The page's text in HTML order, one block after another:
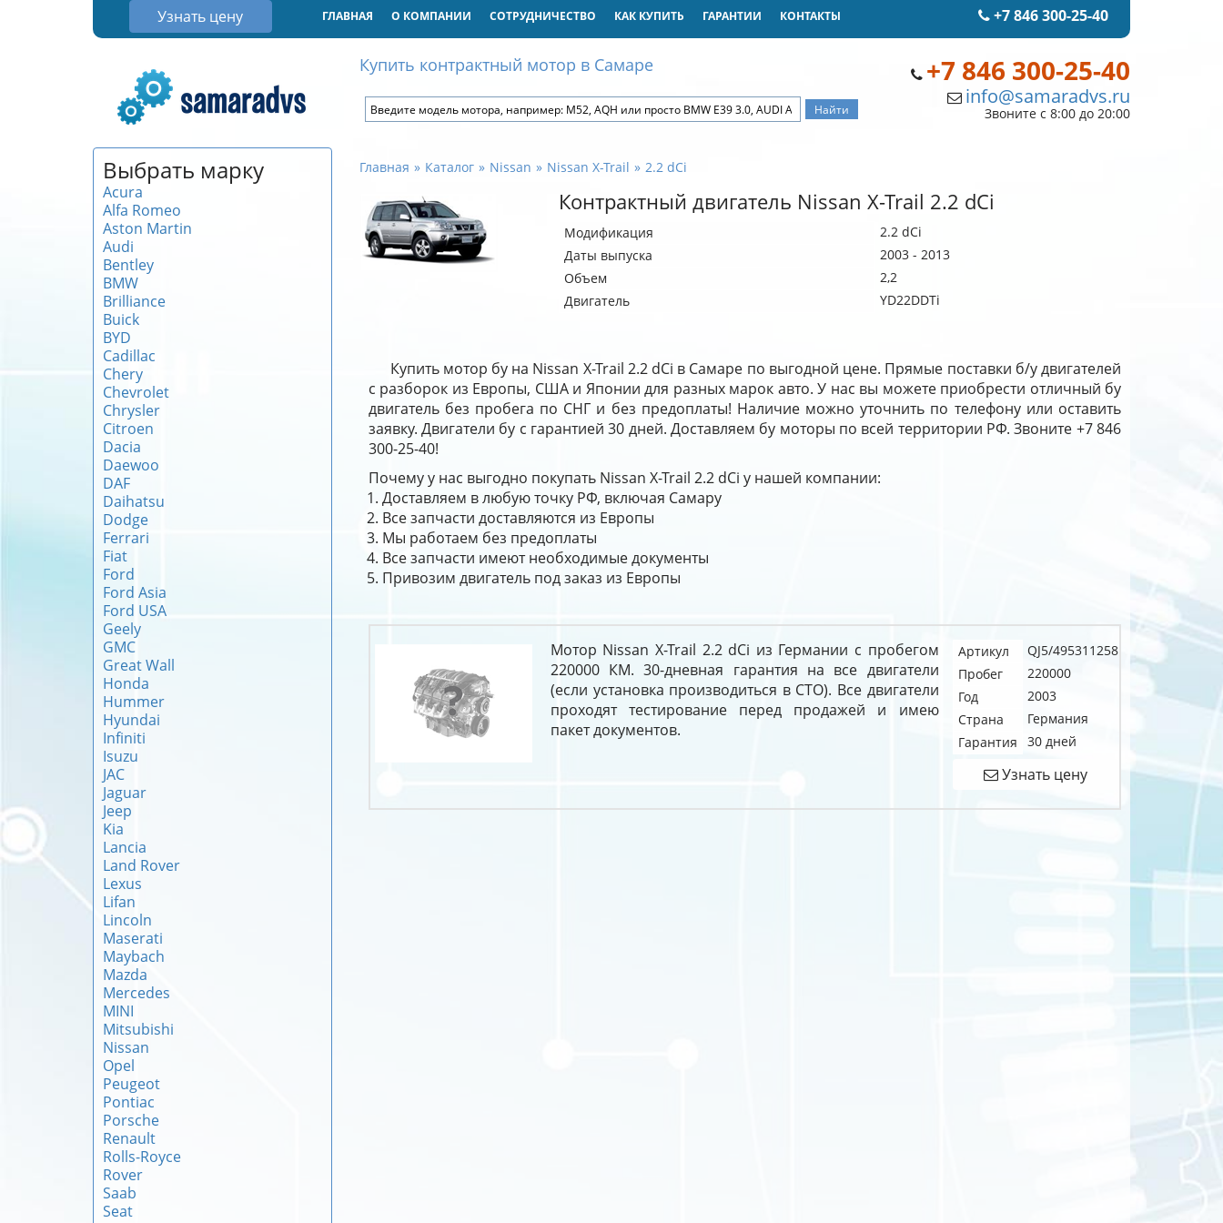
Узнать цену +7 846 300-25-40
ГЛАВНАЯ О КОМПАНИИ СОТРУДНИЧЕСТВО КАК КУПИТЬ ГАРАНТИИ КОНТАКТЫ
+7 846 300-25-40
info@samaradvs.ru
Звоните с 8:00 до 20:00
Купить контрактный мотор в Самаре
Выбрать марку
Acura
Alfa Romeo
Aston Martin
Audi
Bentley
BMW
Brilliance
Buick
BYD
Cadillac
Chery
Chevrolet
Chrysler
Citroen
Dacia
Daewoo
DAF
Daihatsu
Dodge
Ferrari
Fiat
Ford
Ford Asia
Ford USA
Geely
GMC
Great Wall
Honda
Hummer
Hyundai
Infiniti
Isuzu
JAC
Jaguar
Jeep
Kia
Lancia
Land Rover
Lexus
Lifan
Lincoln
Maserati
Maybach
Mazda
Mercedes
MINI
Mitsubishi
Nissan
Opel
Peugeot
Pontiac
Porsche
Renault
Rolls-Royce
Rover
Saab
Seat
Главная Каталог Nissan Nissan X-Trail 2.2 dCi
Контрактный двигатель Nissan X-Trail 2.2 dCi
Модификация
2.2 dCi
Даты выпуска
2003 - 2013
Объем
2,2
Двигатель
YD22DDTi
Купить мотор бу на Nissan X-Trail 2.2 dCi в Самаре по выгодной цене. Прямые поставки б/у двигателей
с разборок из Европы, США и Японии для разных марок авто. У нас вы можете приобрести отличный бу
двигатель без пробега по СНГ и без предоплаты! Наличие можно уточнить по телефону или оставить
заявку. Двигатели бу с гарантией 30 дней. Доставляем бу моторы по всей территории РФ. Звоните +7 846
300-25-40!
Почему у нас выгодно покупать Nissan X-Trail 2.2 dCi у нашей компании:
Доставляем в любую точку РФ, включая Самару
Все запчасти доставляются из Европы
Мы работаем без предоплаты
Все запчасти имеют необходимые документы
Привозим двигатель под заказ из Европы
Мотор Nissan X-Trail 2.2 dCi из Германии с пробегом
220000 КМ. 30-дневная гарантия на все двигатели
(если установка производиться в СТО). Все двигатели
проходят тестирование перед продажей и имею
пакет документов.
Артикул
QJ5/495311258
Пробег
220000
Год
2003
Страна
Германия
Гарантия
30 дней
Узнать цену